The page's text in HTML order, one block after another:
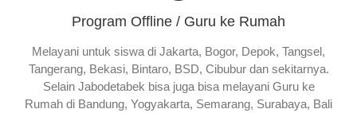
Program Offline / Guru ke Rumah
Melayani untuk siswa di Jakarta, Bogor, Depok, Tangsel,
Tangerang, Bekasi, Bintaro, BSD, Cibubur dan sekitarnya.
Selain Jabodetabek bisa juga bisa melayani Guru ke
Rumah di Bandung, Yogyakarta, Semarang, Surabaya, Bali